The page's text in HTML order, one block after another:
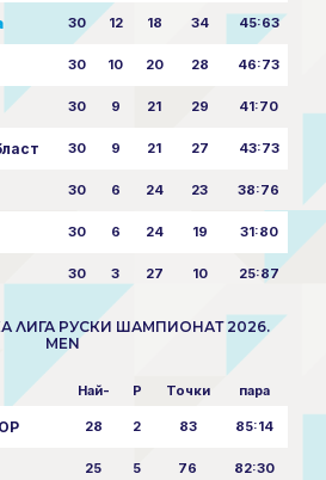
30 12 18 34 45:63
30 10 20 28 46:73
30 9 21 29 41:70
30 9 21 27 43:73
30 6 24 23 38:76
30 6 24 19 31:80
30 3 27 10 25:87
ЛИГА РУСКИ ШАМПИОНАТ 2026.
MEN
Най- P Точки пара
28 2 83 85:14
25 5 76 82:30